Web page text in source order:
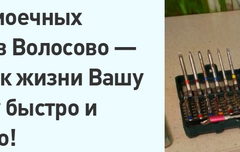
Волосово —
жизни Вашу
и